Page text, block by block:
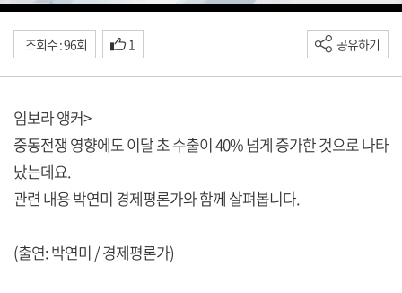
조회수 : 96회 1 공유하기
임보라 앵커>
중동전쟁 영향에도 이달 초 수출이 40% 넘게 증가한 것으로 나타
났는데요.
관련 내용 박연미 경제평론가와 함께 살펴봅니다.
(출연: 박연미 / 경제평론가)